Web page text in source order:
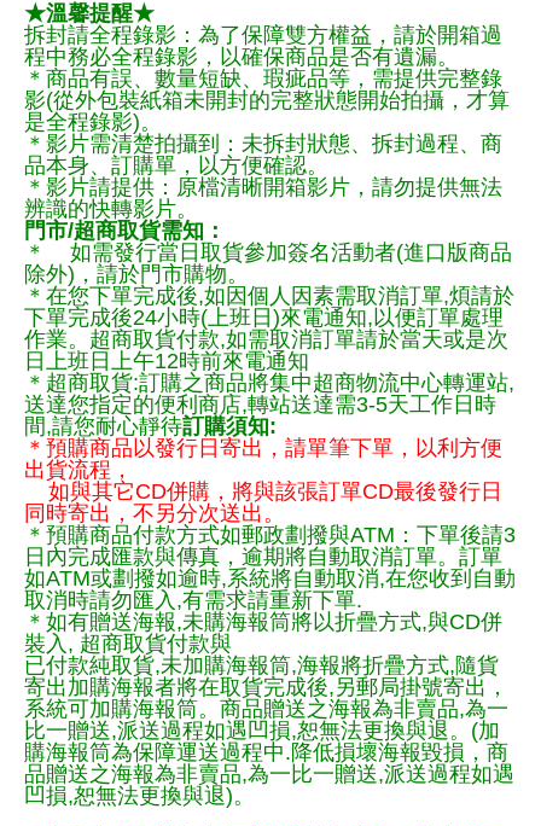
★溫馨提醒★
拆封請全程錄影：為了保障雙方權益，請於開箱過
程中務必全程錄影，以確保商品是否有遺漏。
＊商品有誤、數量短缺、瑕疵品等，需提供完整錄
影(從外包裝紙箱未開封的完整狀態開始拍攝，才算
是全程錄影)。
＊影片需清楚拍攝到：未拆封狀態、拆封過程、商
品本身、訂購單，以方便確認。
＊影片請提供：原檔清晰開箱影片，請勿提供無法
辨識的快轉影片。
門市/超商取貨需知：
＊ 如需發行當日取貨參加簽名活動者(進口版商品
除外)，請於門市購物。
＊在您下單完成後,如因個人因素需取消訂單,煩請於
下單完成後24小時(上班日)來電通知,以便訂單處理
作業。超商取貨付款,如需取消訂單請於當天或是次
日上班日上午12時前來電通知
＊超商取貨:訂購之商品將集中超商物流中心轉運站,
送達您指定的便利商店,轉站送達需3-5天工作日時
間,請您耐心靜待訂購須知:
＊預購商品以發行日寄出，請單筆下單，以利方便
出貨流程，
如與其它CD併購，將與該張訂單CD最後發行日
同時寄出，不另分次送出。
＊預購商品付款方式如郵政劃撥與ATM：下單後請3
日內完成匯款與傳真，逾期將自動取消訂單。訂單
如ATM或劃撥如逾時,系統將自動取消,在您收到自動
取消時請勿匯入,有需求請重新下單.
＊如有贈送海報,未購海報筒將以折疊方式,與CD併
裝入, 超商取貨付款與
已付款純取貨,未加購海報筒,海報將折疊方式,隨貨
寄出加購海報者將在取貨完成後,另郵局掛號寄出，
系統可加購海報筒。商品贈送之海報為非賣品,為一
比一贈送,派送過程如遇凹損,恕無法更換與退。(加
購海報筒為保障運送過程中.降低損壞海報毀損，商
品贈送之海報為非賣品,為一比一贈送,派送過程如遇
凹損,恕無法更換與退)。